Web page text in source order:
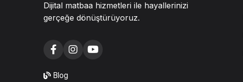
Dijital matbaa hizmetleri ile hayallerinizi
gerçeğe dönüştürüyoruz.
Blog